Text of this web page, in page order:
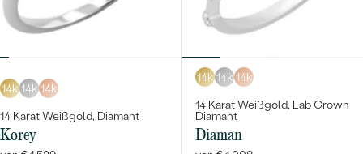
14k 14k 14k
14 Karat Weißgold, Diamant
Korey
14k 14k 14k
14 Karat Weißgold, Lab Grown
Diamant
Diaman